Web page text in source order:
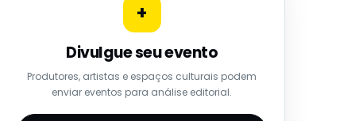
+
Divulgue seu evento
Produtores, artistas e espaços culturais podem
enviar eventos para análise editorial.